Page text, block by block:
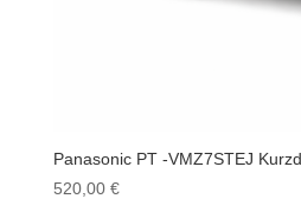
Panasonic PT -VMZ7STEJ
520,00 €